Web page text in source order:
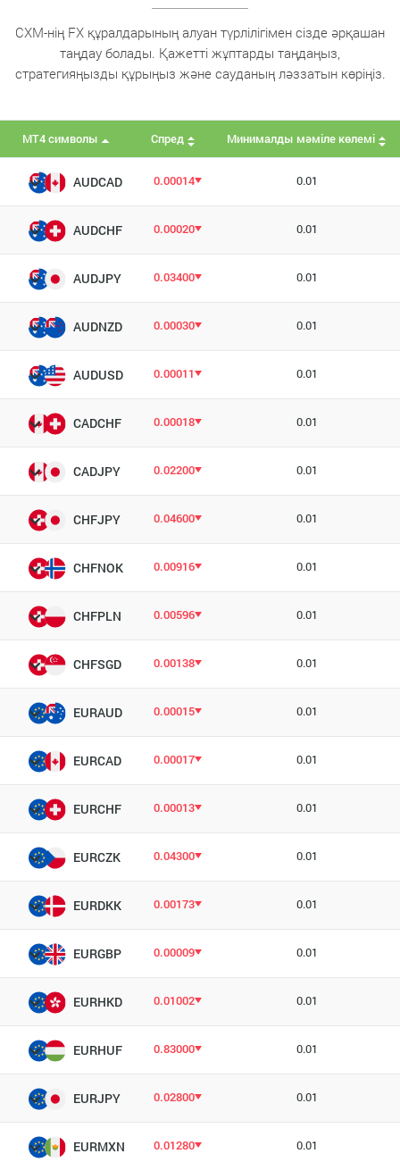
CXM-нің FX құралдарының алуан түрлілігімен сізде әрқашан
таңдау болады. Қажетті жұптарды таңдаңыз,
стратегияңызды құрыңыз және сауданың ләззатын көріңіз.
MT4 символы Спред Минималды мәміле көлемі
AUDCAD 0.00014 0.01
AUDCHF 0.00020 0.01
AUDJPY 0.03400 0.01
AUDNZD 0.00030 0.01
AUDUSD 0.00011 0.01
CADCHF 0.00018 0.01
CADJPY 0.02200 0.01
CHFJPY 0.04600 0.01
CHFNOK 0.00916 0.01
CHFPLN 0.00596 0.01
CHFSGD 0.00138 0.01
EURAUD 0.00015 0.01
EURCAD 0.00017 0.01
EURCHF 0.00013 0.01
EURCZK 0.04300 0.01
EURDKK 0.00173 0.01
EURGBP 0.00009 0.01
EURHKD 0.01002 0.01
EURHUF 0.83000 0.01
EURJPY 0.02800 0.01
EURMXN 0.01280 0.01